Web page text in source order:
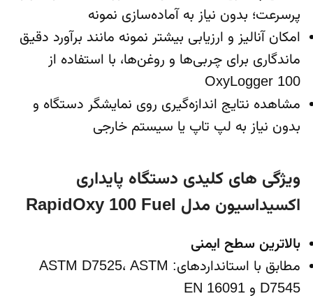
پرسرعت؛ بدون نیاز به آماده‌سازی نمونه
امکان آنالیز و ارزیابی بیشتر نمونه مانند برآورد دقیق
ماندگاری برای چربی‌ها و روغن‌ها، با استفاده از
OxyLogger 100
مشاهده نتایج اندازه‌گیری روی نمایشگر دستگاه و
بدون نیاز به لپ تاپ یا سیستم خارجی
ویژگی های کلیدی دستگاه پایداری
اکسیداسیون مدل RapidOxy 100 Fuel
بالاترین سطح ایمنی
مطابق با استانداردهای: ASTM D7525، ASTM
D7545 و EN 16091